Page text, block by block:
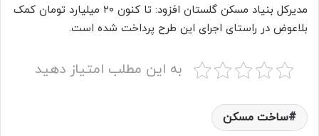
مدیرکل بنیاد مسکن گلستان افزود: تا کنون ۲۰ میلیارد تومان کمک
بلاعوض در راستای اجرای این طرح پرداخت شده است.
به این مطلب امتیاز دهید
ساخت مسکن